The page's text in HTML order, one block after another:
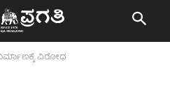
ವಿರೋಧ